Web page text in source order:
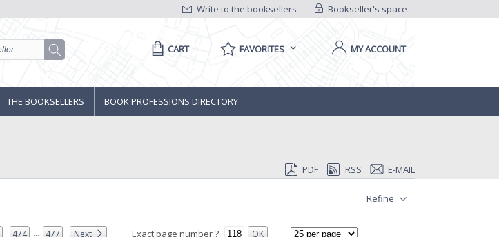
Bookseller's space
Write to the booksellers
CART FAVORITES MY ACCOUNT
THE BOOKSELLERS BOOK PROFESSIONS DIRECTORY
PDF RSS E-MAIL
Refine
474 ... 477 Next Exact page number ? OK